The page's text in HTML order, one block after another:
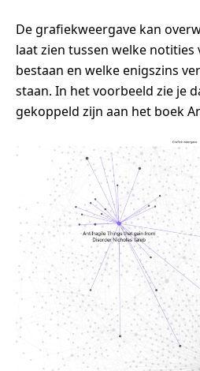
De grafiekweergave kan
laat zien tussen welke notities
bestaan en welke enigszins
staan. In het voorbeeld zie je
gekoppeld zijn aan het boek